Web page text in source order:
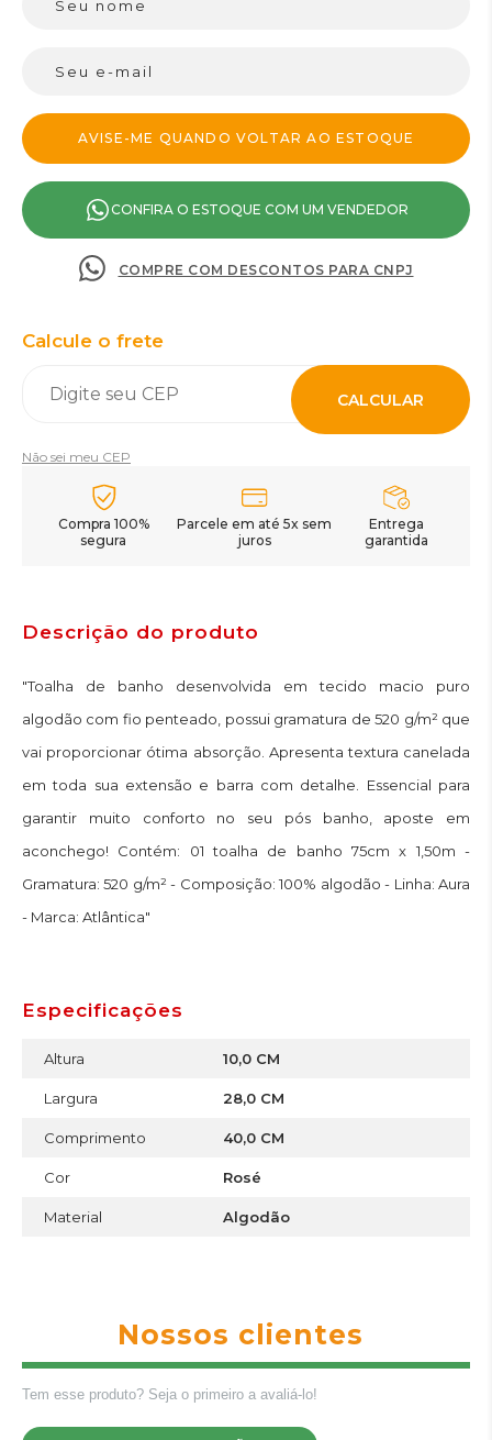
CONFIRA O ESTOQUE COM UM VENDEDOR
COMPRE COM DESCONTOS PARA CNPJ
Calcule o frete
CALCULAR
Não sei meu CEP
Compra 100%
segura
Parcele em até 5x sem
juros
Entrega
garantida
Descrição do produto
"Toalha de banho desenvolvida em tecido macio puro
algodão com fio penteado, possui gramatura de 520 g/m² que
vai proporcionar ótima absorção. Apresenta textura canelada
em toda sua extensão e barra com detalhe. Essencial para
garantir muito conforto no seu pós banho, aposte em
aconchego! Contém: 01 toalha de banho 75cm x 1,50m -
Gramatura: 520 g/m² - Composição: 100% algodão - Linha: Aura
- Marca: Atlântica"
Especificações
Altura 10,0 CM
Largura 28,0 CM
Comprimento 40,0 CM
Cor Rosé
Material Algodão
Nossos clientes
Tem esse produto? Seja o primeiro a avaliá-lo!